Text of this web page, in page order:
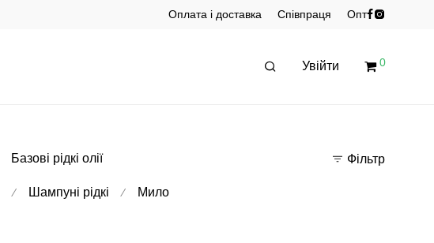
Оплата і доставка Співпраця Опт
Увійти 0
Фільтр
Базові рідкі олії
⁄ Шампуні рідкі ⁄ Мило